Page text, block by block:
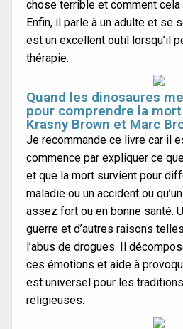
chose terrible et comment cela
Enfin, il parle à un adulte et se
est un excellent outil lorsqu’il
thérapie.
Quand les dinosaures
pour comprendre la
Krasny Brown et Marc
Je recommande ce livre car il
commence par expliquer ce
et que la mort survient pour
maladie ou un accident ou
assez fort ou en bonne santé.
guerre et d’autres raisons
l’abus de drogues. Il
ces émotions et aide à
est universel pour les
religieuses.